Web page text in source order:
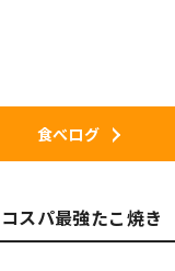
食べログ
スパ最強たこ焼き